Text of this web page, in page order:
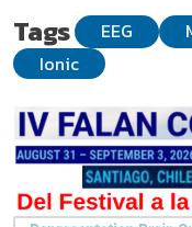
Tags EEG
Ionic